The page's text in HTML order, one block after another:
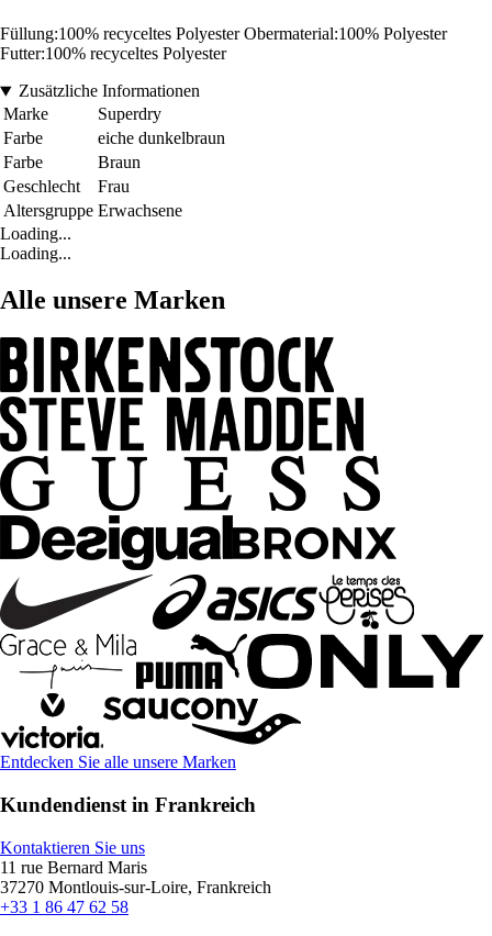
Füllung:100% recyceltes Polyester Obermaterial:100% Polyester
Futter:100% recyceltes Polyester
Zusätzliche Informationen
Marke
Superdry
Farbe
eiche dunkelbraun
Farbe
Braun
Geschlecht
Frau
Altersgruppe Erwachsene
Loading...
Loading...
Alle unsere Marken
Entdecken Sie alle unsere Marken
Kundendienst in Frankreich
Kontaktieren Sie uns
11 rue Bernard Maris
37270 Montlouis-sur-Loire, Frankreich
+33 1 86 47 62 58